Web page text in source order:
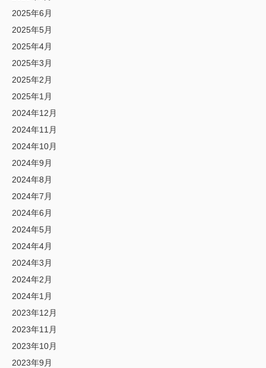
2025年6月
2025年5月
2025年4月
2025年3月
2025年2月
2025年1月
2024年12月
2024年11月
2024年10月
2024年9月
2024年8月
2024年7月
2024年6月
2024年5月
2024年4月
2024年3月
2024年2月
2024年1月
2023年12月
2023年11月
2023年10月
2023年9月